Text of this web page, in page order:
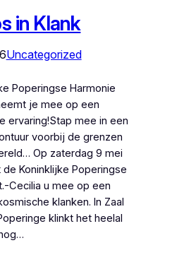
in Klank
Uncategorized
Poperingse Harmonie
je mee op een
ervaring!Stap mee in een
voorbij de grenzen
Op zaterdag 9 mei
Koninklijke Poperingse
Cecilia u mee op een
klanken. In Zaal
klinkt het heelal